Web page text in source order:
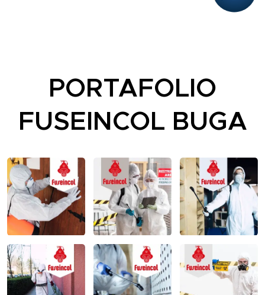
PORTAFOLIO
FUSEINCOL BUGA